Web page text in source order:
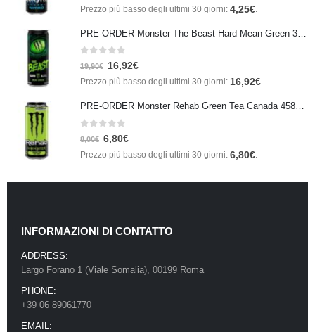
Prezzo più basso degli ultimi 30 giorni: 4,25€.
Su 5
19,90€ 16,92€
Prezzo più basso degli ultimi 30 giorni: 16,92€.
PRE-ORDER Monster Rehab Green Tea Canada 458ml IN ARRIVO IL 21 SETTEMBRE
Su 5
8,00€ 6,80€
Prezzo più basso degli ultimi 30 giorni: 6,80€
INFORMAZIONI DI CONTATTO
ADDRESS:
Largo Forano 1 (Viale Somalia), 00199 Roma
PHONE:
+39 06 89061770
EMAIL: